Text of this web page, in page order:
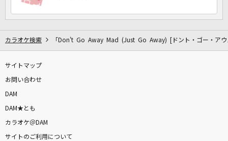
カラオケ検索 「Don't Go Away Mad (Just Go Away) [ドント・ゴー・アウ
サイトマップ
お問い合わせ
DAM
DAM★とも
カラオケ＠DAM
サイトのご利用について